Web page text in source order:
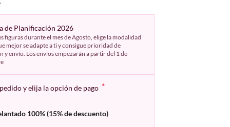
de Planificación 2026
figuras durante el mes de Agosto, elige la modalidad
mejor se adapte a ti y consigue prioridad de
y envío. Los envíos empezarán a partir del 1 de
y elija la opción de pago *
100% (15% de descuento)